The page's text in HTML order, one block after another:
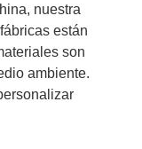
nuestra
están
son
ambiente.